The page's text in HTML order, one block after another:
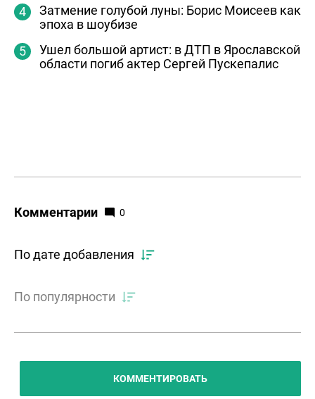
Затмение голубой луны: Борис Моисеев как
эпоха в шоубизе
Ушел большой артист: в ДТП в Ярославской
области погиб актер Сергей Пускепалис
Комментарии 0
По дате добавления
По популярности
КОММЕНТИРОВАТЬ